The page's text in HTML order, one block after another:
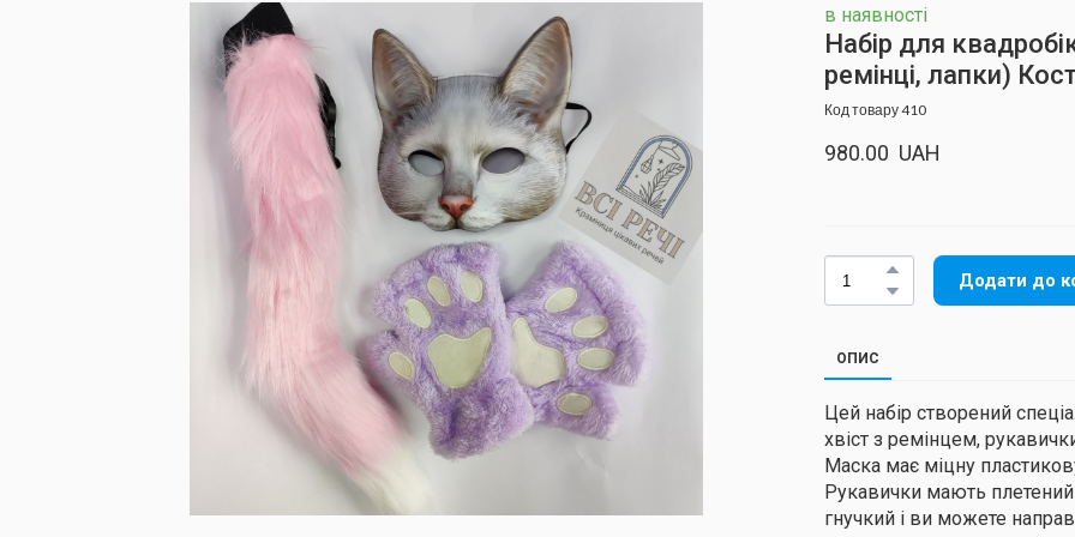
в наявності
Набір для
ремінці, лапки)
Код товару 410
980.00  UAH
Додати до
ОПИС
Цей набір створений
хвіст з ремінцем,
Маска має міцну
Рукавички мають плетений
гнучкий і ви можете